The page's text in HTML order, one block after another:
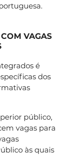
VAGAS
é
dos
público,
vagas para
às quais